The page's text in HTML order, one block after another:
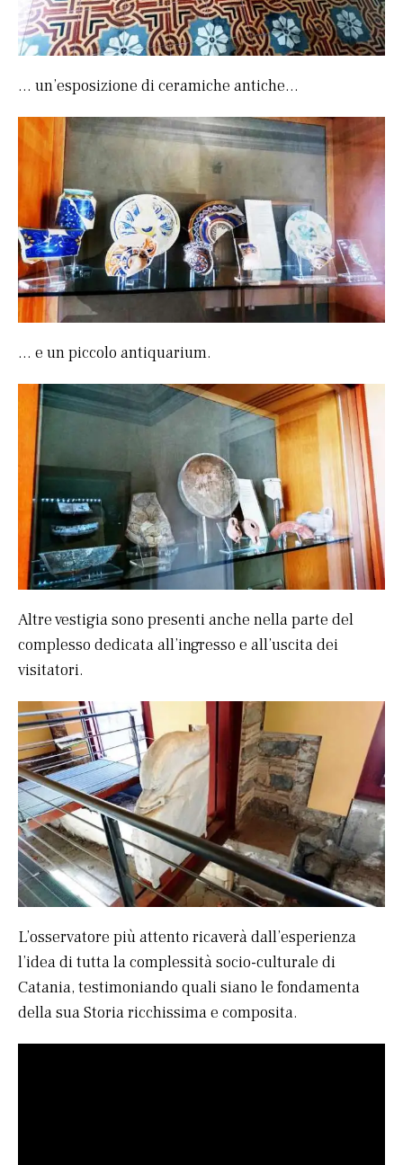
… un’esposizione di ceramiche antiche…
… e un piccolo antiquarium.
Altre vestigia sono presenti anche nella parte del
complesso dedicata all’ingresso e all’uscita dei
visitatori.
L’osservatore più attento ricaverà dall’esperienza
l’idea di tutta la complessità socio-culturale di
Catania, testimoniando quali siano le fondamenta
della sua Storia ricchissima e composita.